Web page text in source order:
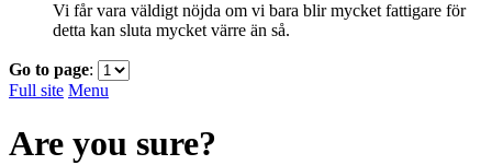
Vi får vara väldigt nöjda om vi bara blir mycket fattigare för
detta kan sluta mycket värre än så.
Go to page:
Full site Menu
Are you sure?